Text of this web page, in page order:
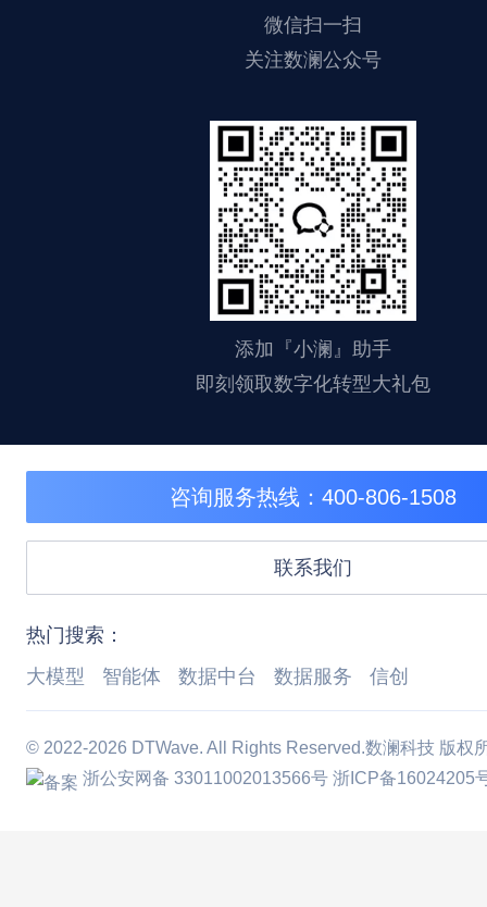
微信扫一扫
关注数澜公众号
添加『小澜』助手
即刻领取数字化转型大礼包
咨询服务热线：400-806-1508
联系我们
热门搜索：
大模型
智能体 数据中台 数据服务 信创
© 2022-2026 DTWave. All Rights Reserved.数澜科技 版权
浙公安网备 33011002013566号 浙ICP备16024205